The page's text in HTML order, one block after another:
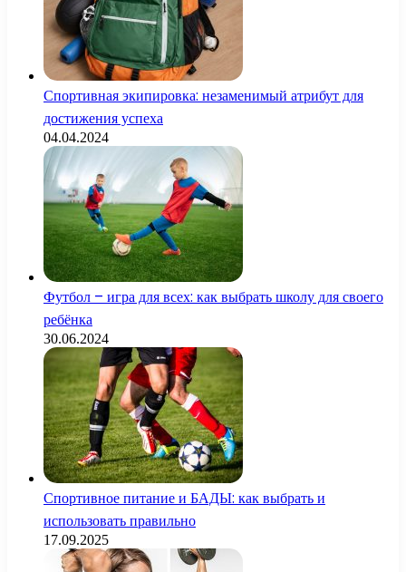
Спортивная экипировка: незаменимый атрибут для
достижения успеха
04.04.2024
Футбол – игра для всех: как выбрать школу для своего
ребёнка
30.06.2024
Спортивное питание и БАДЫ: как выбрать и
использовать правильно
17.09.2025